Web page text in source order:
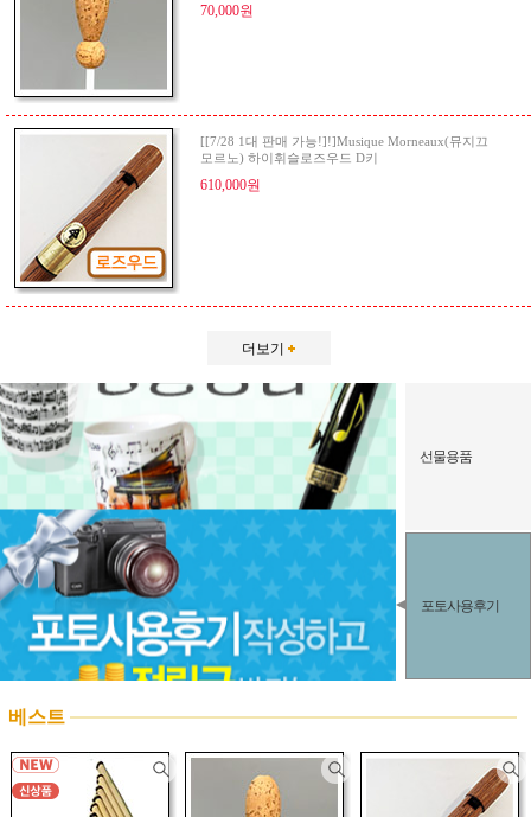
70,000원
[[7/28 1대 판매 가능!]!]Musique Morneaux(뮤지끄
모르노) 하이휘슬로즈우드 D키
610,000원
더보기
선물용품
포토사용후기
베스트